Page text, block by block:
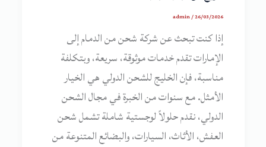
admin/26/03/2026
إذا كنت تبحث عن شركة شحن من الدمام إلى
الإمارات تقدم خدمات موثوقة، سريعة، وبتكلفة
مناسبة، فإن الخليج للشحن الدولي هي الخيار
الأمثل. مع سنوات من الخبرة في مجال الشحن
الدولي، نقدم حلولاً لوجستية شاملة تشمل شحن
العفش، الأثاث، السيارات، والبضائع المتنوعة من